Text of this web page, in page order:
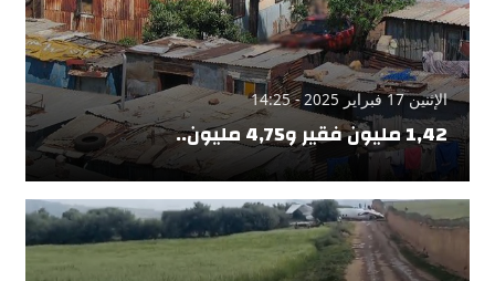
الإثنين 17 فبراير 2025 - 14:25
1,42 مليون فقير و4,75 مليون..